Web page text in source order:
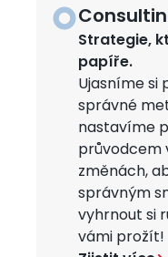
Obrázek
Strategie,
papíře.
Ujasníme si
správné
nastavíme
průvodcem
změnách,
správným
vyhrnout si
vámi prožít!